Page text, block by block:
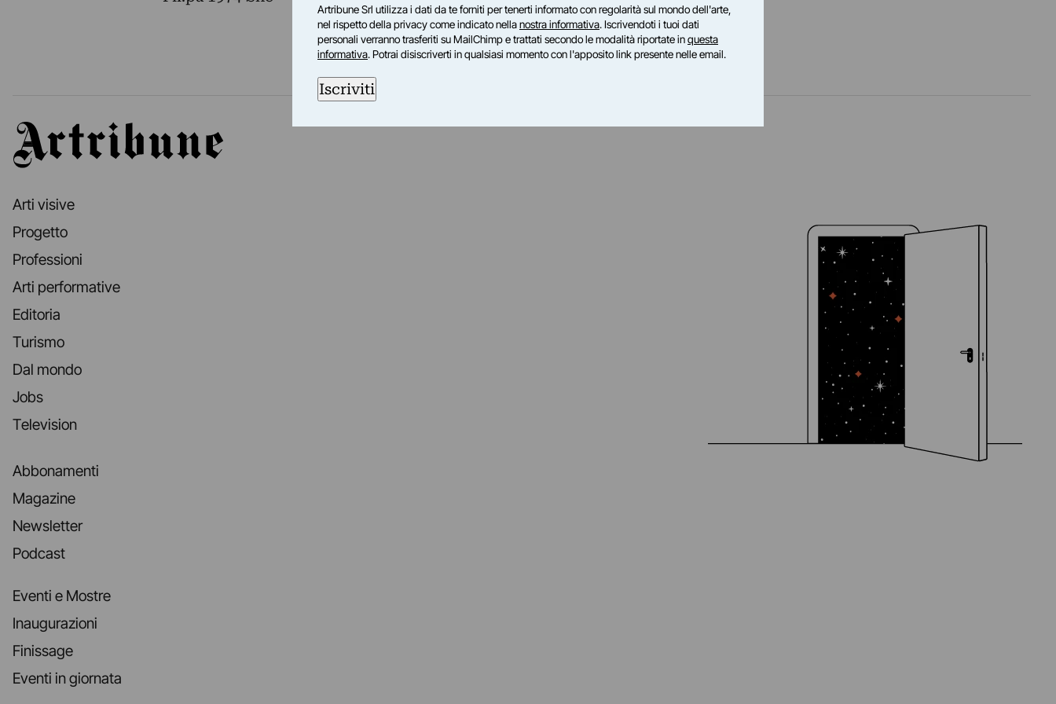
Artribune
Arti visive
Progetto
Professioni
Arti performative
Editoria
Turismo
Dal mondo
Jobs
Television
Abbonamenti
Magazine
Newsletter
Podcast
Eventi e Mostre
Inaugurazioni
Finissage
Eventi in giornata
Artribune Srl utilizza i dati da te forniti per tenerti informato con regolarità sul mondo dell'arte,
nel rispetto della privacy come indicato nellanostra informativa. Iscrivendoti i tuoi dati
personali verranno trasferiti su MailChimp e trattati secondo le modalità riportate inquesta
informativa. Potrai disiscriverti in qualsiasi momento con l'apposito link presente nelle email.
Iscriviti